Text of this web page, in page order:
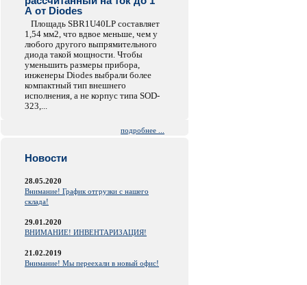
А от Diodes
Площадь SBR1U40LP составляет
1,54 мм2, что вдвое меньше, чем у
любого другого выпрямительного
диода такой мощности. Чтобы
уменьшить размеры прибора,
инженеры Diodes выбрали более
компактный тип внешнего
исполнения, а не корпус типа SOD-
323,...
подробнее ...
Новости
28.05.2020
Внимание! График отгрузки с нашего
склада!
29.01.2020
ВНИМАНИЕ! ИНВЕНТАРИЗАЦИЯ!
21.02.2019
Внимание! Мы переехали в новый офис!